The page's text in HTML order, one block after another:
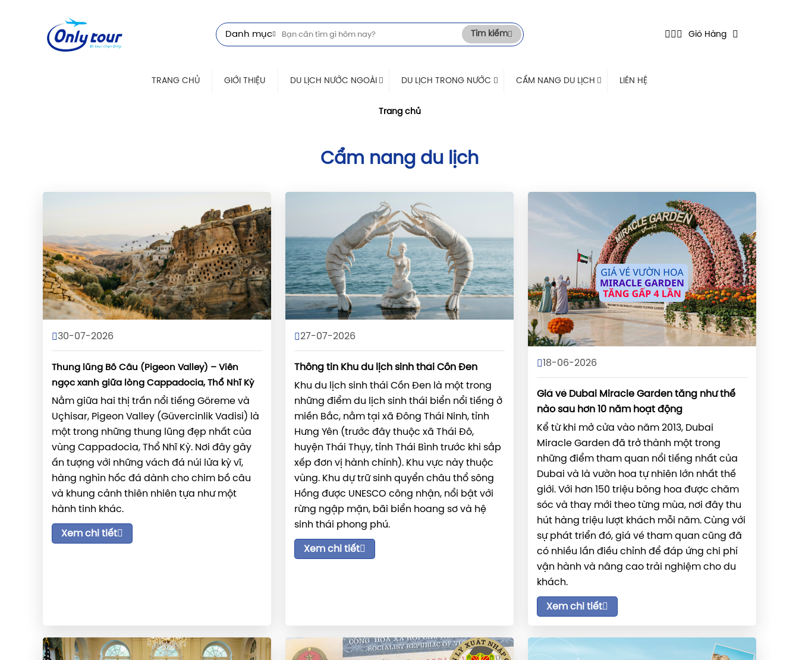
Danh mục Tìm kiếm Giỏ Hàng
TRANG CHỦ GIỚI THIỆU DU LỊCH NƯỚC NGOÀI DU LỊCH TRONG NƯỚC CẨM NANG DU LỊCH LIÊN HỆ
Trang chủ
Cẩm nang du lịch
30-07-2026
Thung lũng Bồ Câu (Pigeon Valley) – Viên
ngọc xanh giữa lòng Cappadocia, Thổ Nhĩ Kỳ
Nằm giữa hai thị trấn nổi tiếng Göreme và
Uçhisar, Pigeon Valley (Güvercinlik Vadisi) là
một trong những thung lũng đẹp nhất của
vùng Cappadocia, Thổ Nhĩ Kỳ. Nơi đây gây
ấn tượng với những vách đá núi lửa kỳ vĩ,
hàng nghìn hốc đá dành cho chim bồ câu
và khung cảnh thiên nhiên tựa như một
hành tinh khác.
Xem chi tiết
27-07-2026
Thông tin Khu du lịch sinh thái Cồn Đen
Khu du lịch sinh thái Cồn Đen là một trong
những điểm du lịch sinh thái biển nổi tiếng ở
miền Bắc, nằm tại xã Đông Thái Ninh, tỉnh
Hưng Yên (trước đây thuộc xã Thái Đô,
huyện Thái Thụy, tỉnh Thái Bình trước khi sắp
xếp đơn vị hành chính). Khu vực này thuộc
vùng. Khu dự trữ sinh quyển châu thổ sông
Hồng được UNESCO công nhận, nổi bật với
rừng ngập mặn, bãi biển hoang sơ và hệ
sinh thái phong phú.
Xem chi tiết
18-06-2026
Giá vé Dubai Miracle Garden tăng như thế
nào sau hơn 10 năm hoạt động
Kể từ khi mở cửa vào năm 2013, Dubai
Miracle Garden đã trở thành một trong
những điểm tham quan nổi tiếng nhất của
Dubai và là vườn hoa tự nhiên lớn nhất thế
giới. Với hơn 150 triệu bông hoa được chăm
sóc và thay mới theo từng mùa, nơi đây thu
hút hàng triệu lượt khách mỗi năm. Cùng với
sự phát triển đó, giá vé tham quan cũng đã
có nhiều lần điều chỉnh để đáp ứng chi phí
vận hành và nâng cao trải nghiệm cho du
khách.
Xem chi tiết